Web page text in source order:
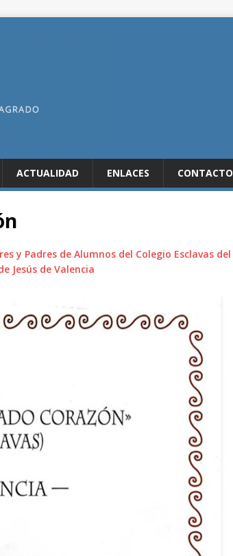
ACTUALIDAD ENLACES CONTACTO
y Padres de Alumnos del Colegio Esclavas del
Jesús de Valencia